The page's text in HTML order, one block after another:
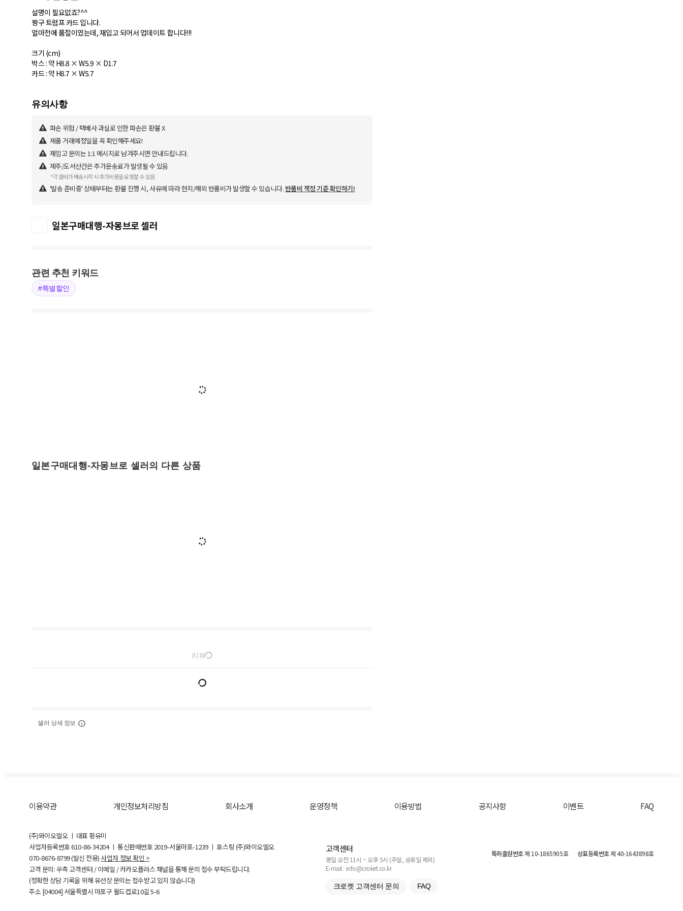
설명이 필요없죠?^^
짱구 트럼프 카드 입니다.
얼마전에 품절이였는데, 재입고 되어서 업데이트 합니다!!!
크기 (cm)
박스 : 약 H8.8 × W5.9 × D1.7
카드 : 약 H8.7 × W5.7
유의사항
파손 위험 / 택배사 과실로 인한 파손은 환불 X
제품 거래예정일을 꼭 확인해주세요!
재입고 문의는 1:1 메시지로 남겨주시면 안내드립니다.
제주/도서산간은 추가운송료가 발생될 수 있음
*각 셀러가 배송시작 시 추가비용을 요청할 수 있음
'발송 준비중' 상태부터는 환불 진행 시, 사유에 따라 현지/해외 반품비가 발생할 수 있습니다. 반품비 책정 기준 확인하기!
일본구매대행-자몽브로 셀러
관련 추천 키워드
#특별할인
일본구매대행-자몽브로 셀러의 다른 상품
리뷰
셀러 상세 정보
이용약관 개인정보처리방침 회사소개 운영정책 이용방법 공지사항 이벤트 FAQ
(주)와이오엘오 ㅣ 대표 황유미
사업자등록번호610-86-34204ㅣ 통신판매번호 2019-서울마포-1239 ㅣ 호스팅 (주)와이오엘오
070-8676-8799 (발신 전용) 사업자 정보 확인 >
고객 문의: 우측 고객센터 / 이메일 / 카카오플러스 채널을 통해 문의 접수 부탁드립니다.
(정확한 상담 기록을 위해 유선상 문의는 접수받고 있지 않습니다)
주소 [04004] 서울특별시 마포구 월드컵로10길5-6
고객센터
평일 오전 11시 ~ 오후 5시 (주말, 공휴일 제외)
E-mail : info@croket.co.kr
크로켓 고객센터 문의 FAQ
특허출원번호제 10-1865905호 상표등록번호제 40-1643898호